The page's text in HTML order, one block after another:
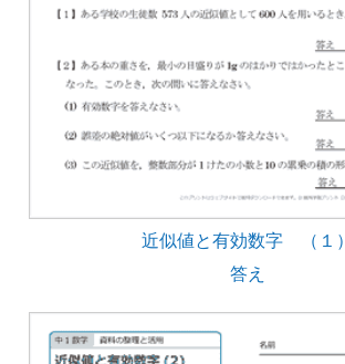
近似値と有効数字 （１）
答え